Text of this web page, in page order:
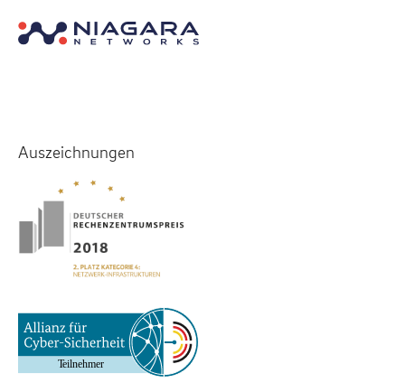
Auszeichnungen